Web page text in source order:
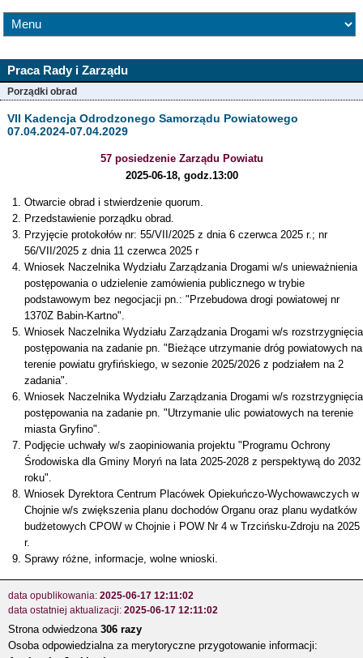
Praca Rady i Zarządu
Porządki obrad
VII Kadencja Odrodzonego Samorządu Powiatowego
07.04.2024-07.04.2029
57 posiedzenie Zarządu Powiatu
2025-06-18, godz.13:00
Otwarcie obrad i stwierdzenie quorum.
Przedstawienie porządku obrad.
Przyjęcie protokołów nr: 55/VII/2025 z dnia 6 czerwca 2025 r.; nr
56/VII/2025 z dnia 11 czerwca 2025 r
Wniosek Naczelnika Wydziału Zarządzania Drogami w/s unieważnienia
postępowania o udzielenie zamówienia publicznego w trybie
podstawowym bez negocjacji pn.: "Przebudowa drogi powiatowej nr
1370Z Babin-Kartno".
Wniosek Naczelnika Wydziału Zarządzania Drogami w/s rozstrzygnięcia
postępowania na zadanie pn. "Bieżące utrzymanie dróg powiatowych na
terenie powiatu gryfińskiego, w sezonie 2025/2026 z podziałem na 2
zadania".
Wniosek Naczelnika Wydziału Zarządzania Drogami w/s rozstrzygnięcia
postępowania na zadanie pn. "Utrzymanie ulic powiatowych na terenie
miasta Gryfino".
Podjęcie uchwały w/s zaopiniowania projektu "Programu Ochrony
Środowiska dla Gminy Moryń na lata 2025-2028 z perspektywą do 2032
roku".
Wniosek Dyrektora Centrum Placówek Opiekuńczo-Wychowawczych w
Chojnie w/s zwiększenia planu dochodów Organu oraz planu wydatków
budżetowych CPOW w Chojnie i POW Nr 4 w Trzcińsku-Zdroju na 2025
r.
Sprawy różne, informacje, wolne wnioski.
data opublikowania: 2025-06-17 12:11:02
data ostatniej aktualizacji: 2025-06-17 12:11:02
Strona odwiedzona 306 razy
Osoba odpowiedzialna za merytoryczne przygotowanie informacji: